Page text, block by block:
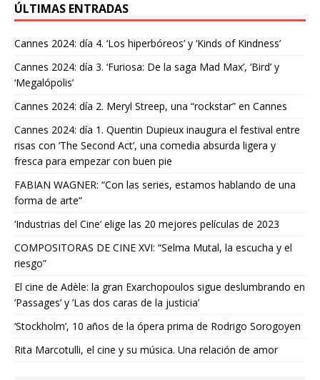
ÚLTIMAS ENTRADAS
Cannes 2024: día 4. ‘Los hiperbóreos’ y ‘Kinds of Kindness’
Cannes 2024: día 3. ‘Furiosa: De la saga Mad Max’, ‘Bird’ y
‘Megalópolis’
Cannes 2024: día 2. Meryl Streep, una “rockstar” en Cannes
Cannes 2024: día 1. Quentin Dupieux inaugura el festival entre
risas con ‘The Second Act’, una comedia absurda ligera y
fresca para empezar con buen pie
FABIAN WAGNER: “Con las series, estamos hablando de una
forma de arte”
‘Industrias del Cine’ elige las 20 mejores películas de 2023
COMPOSITORAS DE CINE XVI: “Selma Mutal, la escucha y el
riesgo”
El cine de Adèle: la gran Exarchopoulos sigue deslumbrando en
’Passages’ y ’Las dos caras de la justicia’
‘Stockholm’, 10 años de la ópera prima de Rodrigo Sorogoyen
Rita Marcotulli, el cine y su música. Una relación de amor